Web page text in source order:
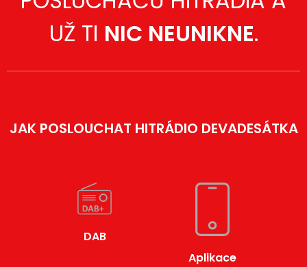
UŽ TI NIC NEUNIKNE.
JAK POSLOUCHAT HITRÁDIO DEVADESÁTKA
DAB
Aplikace